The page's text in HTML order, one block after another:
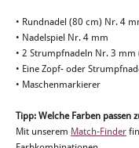
• Rundnadel (80 cm) Nr. 4
• Nadelspiel Nr. 4 mm
• 2 Strumpfnadeln Nr. 3
• Eine Zopf- oder
• Maschenmarkierer
Tipp: Welche Farben passen
Mit unserem Match-Finder